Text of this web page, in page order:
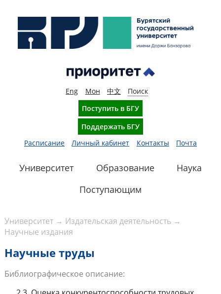
Eng Мон 中文
Поиск
Поступить в БГУ
Поддержать БГУ
Расписание
Личный кабинет Контакты Почта
Университет Образование
Наука
Поступающим
Университет→ Издательская деятельность→
Научные издания
Научные труды
Библиографическое описание: